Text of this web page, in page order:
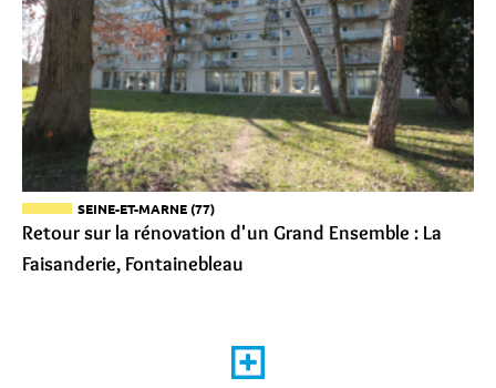
SEINE-ET-MARNE (77)
Retour sur la rénovation d'un Grand Ensemble : La
Faisanderie, Fontainebleau